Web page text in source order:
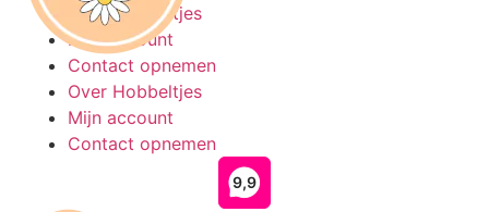
inhoud
Over Hobbeltjes
Mijn account
Contact opnemen
Over Hobbeltjes
Mijn account
Contact opnemen